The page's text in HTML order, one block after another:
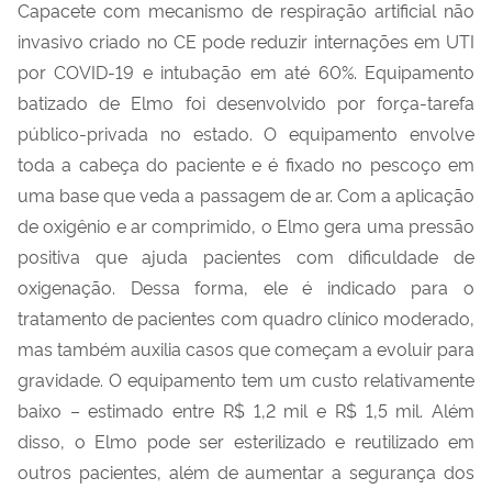
Capacete com mecanismo de respiração artificial não
invasivo criado no CE pode reduzir internações em UTI
por COVID-19 e intubação em até 60%. Equipamento
batizado de Elmo foi desenvolvido por força-tarefa
público-privada no estado. O equipamento envolve
toda a cabeça do paciente e é fixado no pescoço em
uma base que veda a passagem de ar. Com a aplicação
de oxigênio e ar comprimido, o Elmo gera uma pressão
positiva que ajuda pacientes com dificuldade de
oxigenação. Dessa forma, ele é indicado para o
tratamento de pacientes com quadro clínico moderado,
mas também auxilia casos que começam a evoluir para
gravidade. O equipamento tem um custo relativamente
baixo – estimado entre R$ 1,2 mil e R$ 1,5 mil. Além
disso, o Elmo pode ser esterilizado e reutilizado em
outros pacientes, além de aumentar a segurança dos